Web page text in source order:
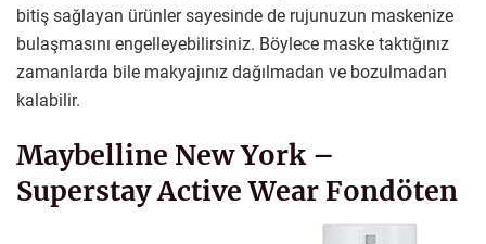
bitiş sağlayan ürünler sayesinde de rujunuzun maskenize
bulaşmasını engelleyebilirsiniz. Böylece maske taktığınız
zamanlarda bile makyajınız dağılmadan ve bozulmadan
kalabilir.
Maybelline New York –
Superstay Active Wear Fondöten